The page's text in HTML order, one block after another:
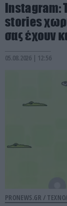
Instagram:
stories
σας έχουν
05.08.2026 | 12:56
PRONEWS.GR /